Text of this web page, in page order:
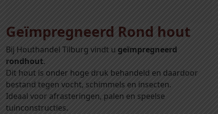
Geïmpregneerd Rond hout
Bij Houthandel Tilburg vindt u geïmpregneerd
rondhout.
Dit hout is onder hoge druk behandeld en daardoor
bestand tegen vocht, schimmels en insecten.
Ideaal voor afrasteringen, palen en speelse
tuinconstructies.